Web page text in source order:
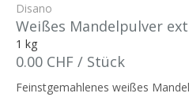
Disano
Weißes Mandelpulver
1 kg
0.00 CHF / Stück
Feinstgemahlenes weißes